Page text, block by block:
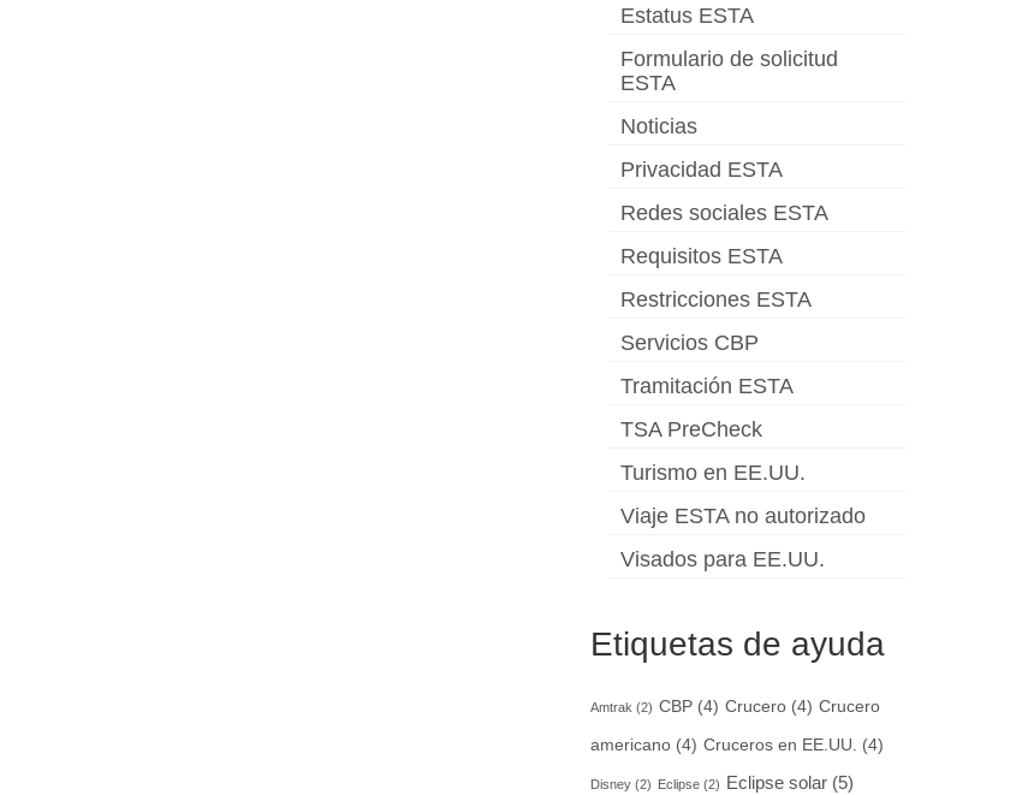
Estatus ESTA
Formulario de solicitud
ESTA
Noticias
Privacidad ESTA
Redes sociales ESTA
Requisitos ESTA
Restricciones ESTA
Servicios CBP
Tramitación ESTA
TSA PreCheck
Turismo en EE.UU.
Viaje ESTA no autorizado
Visados para EE.UU.
Etiquetas de ayuda
Amtrak (2) CBP(4) Crucero(4) Crucero
americano(4) Cruceros en EE.UU. (4)
Disney(2) Eclipse(2) Eclipse solar(5)